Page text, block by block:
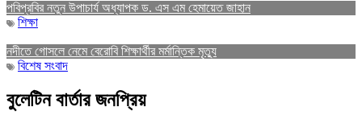
পবিপ্রবির নতুন উপাচার্য অধ্যাপক ড. এস এম হেমায়েত জাহান
শিক্ষা
নদীতে গোসলে নেমে বেরোবি শিক্ষার্থীর মর্মান্তিক মৃত্যু
বিশেষ সংবাদ
বুলেটিন বার্তার জনপ্রিয়